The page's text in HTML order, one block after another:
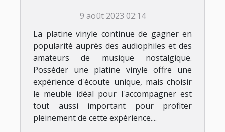
9 août 2023 02:14
La platine vinyle continue de gagner en
popularité auprès des audiophiles et des
amateurs de musique nostalgique.
Posséder une platine vinyle offre une
expérience d'écoute unique, mais choisir
le meuble idéal pour l'accompagner est
tout aussi important pour profiter
pleinement de cette expérience....